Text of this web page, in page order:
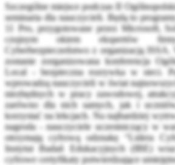
Szczególne miejsce podczas II
seminaria dla nauczycieli. Będą to
11 Pro, przygotowane przez Microsoft,
czujnym okiem ekspertów
Cyberbezpieczeństwo z organizacją
zostanie zorganizowana konferencja
Local - bezpieczna rozrywka w sieci.
wprowadzą nauczycieli w świat
niezbędnych w pracy zawodowej,
zarówno dla nich samych, jak i
korzystać na lekcjach. Na najbardziej
nagroda - nauczyciele uczestniczący w
otrzymają cyfrową odznakę “Lidera
Instytut Badań Edukacyjnych (IBE)
cyfrowe certyfikaty potwierdzające